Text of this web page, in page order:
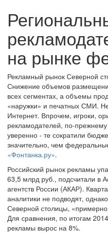
на рынке
Рекламный рынок Северной
Снижение объемов
всех сегментах, а объемы
«наружки» и печатных СМИ.
Интернет. Впрочем, игроки,
рекламодателей, по-
уверенно - те сократили
значительно, чем
«Фонтанка.ру».
Российский рынок рекламы
63,5 млрд руб., подсчитали в
агентств России (АКАР).
аналитики не подводят,
Северной столицы,
Для сравнения, по итогам
рекламы вырос на 8%.